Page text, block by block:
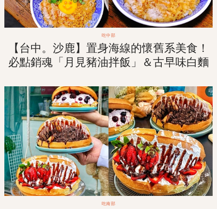
吃中部
【台中。沙鹿】置身海線的懷舊系美食！
必點銷魂「月見豬油拌飯」＆古早味白麵
吃南部